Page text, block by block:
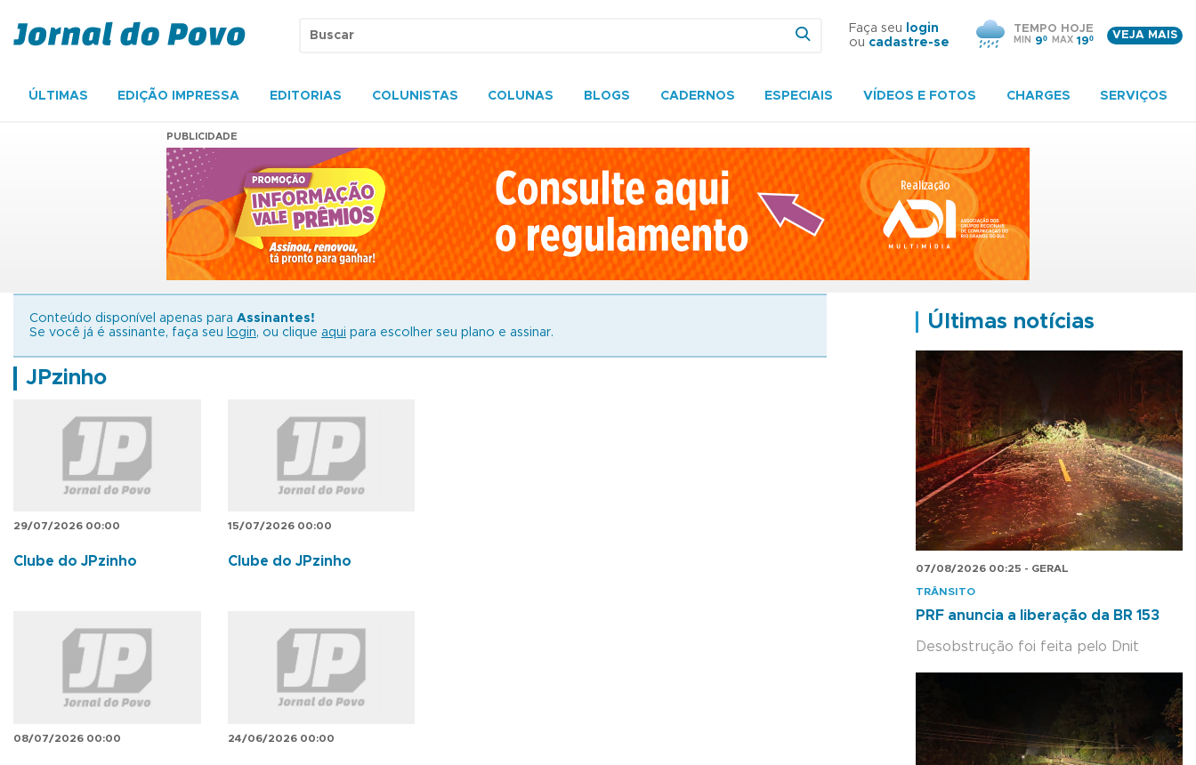
Faça seu
login
ou cadastre-se
TEMPO HOJE
MIN 9º MAX 19º
VEJA MAIS
ÚLTIMAS EDIÇÃO IMPRESSA EDITORIAS COLUNISTAS COLUNAS BLOGS CADERNOS ESPECIAIS VÍDEOS E FOTOS CHARGES SERVIÇOS
PUBLICIDADE
Conteúdo disponível apenas para Assinantes!
Se você já é assinante, faça seu
login, ou clique aqui para escolher seu plano e assinar.
JPzinho
29/07/2026 00:00
Clube do JPzinho
15/07/2026 00:00
Clube do JPzinho
08/07/2026 00:00 24/06/2026 00:00
Últimas notícias
07/08/2026 00:25 - GERAL
TRÂNSITO
PRF anuncia a liberação da BR 153
Desobstrução foi feita pelo Dnit